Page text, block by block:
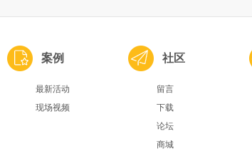
案例
最新活动
现场视频
社区
留言
下载
论坛
商城